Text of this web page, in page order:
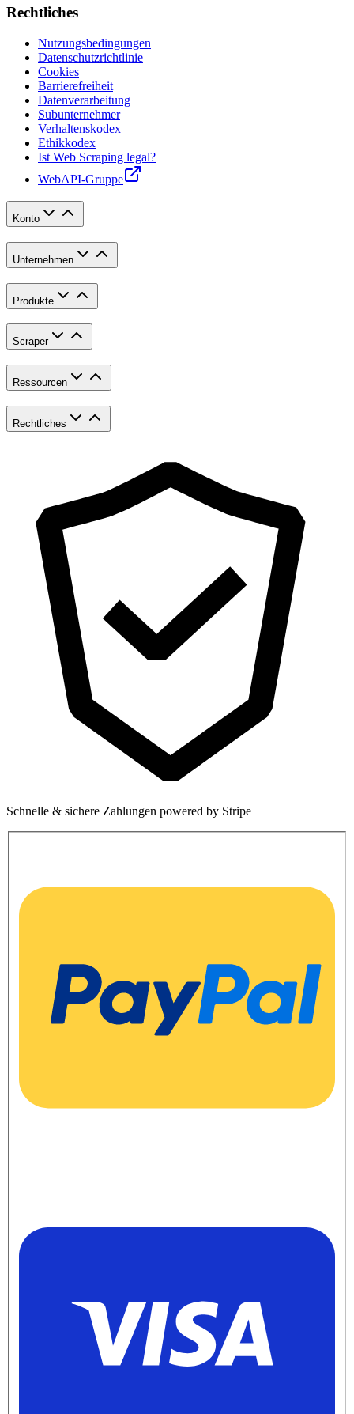
Rechtliches
Nutzungsbedingungen
Datenschutzrichtlinie
Cookies
Barrierefreiheit
Datenverarbeitung
Subunternehmer
Verhaltenskodex
Ethikkodex
Ist Web Scraping legal?
WebAPI-Gruppe
Konto
Unternehmen
Produkte
Scraper
Ressourcen
Rechtliches
Schnelle & sichere Zahlungen powered by Stripe